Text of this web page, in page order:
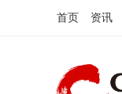
首页 资讯